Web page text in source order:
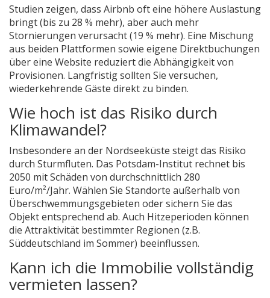
Studien zeigen, dass Airbnb oft eine höhere Auslastung
bringt (bis zu 28 % mehr), aber auch mehr
Stornierungen verursacht (19 % mehr). Eine Mischung
aus beiden Plattformen sowie eigene Direktbuchungen
über eine Website reduziert die Abhängigkeit von
Provisionen. Langfristig sollten Sie versuchen,
wiederkehrende Gäste direkt zu binden.
Wie hoch ist das Risiko durch
Klimawandel?
Insbesondere an der Nordseeküste steigt das Risiko
durch Sturmfluten. Das Potsdam-Institut rechnet bis
2050 mit Schäden von durchschnittlich 280
Euro/m²/Jahr. Wählen Sie Standorte außerhalb von
Überschwemmungsgebieten oder sichern Sie das
Objekt entsprechend ab. Auch Hitzeperioden können
die Attraktivität bestimmter Regionen (z.B.
Süddeutschland im Sommer) beeinflussen.
Kann ich die Immobilie vollständig
vermieten lassen?